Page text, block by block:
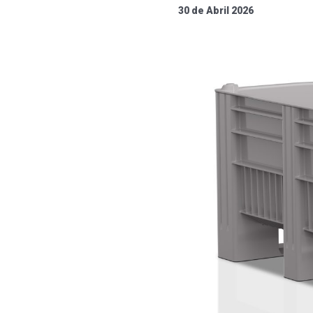
30 de Abril 2026